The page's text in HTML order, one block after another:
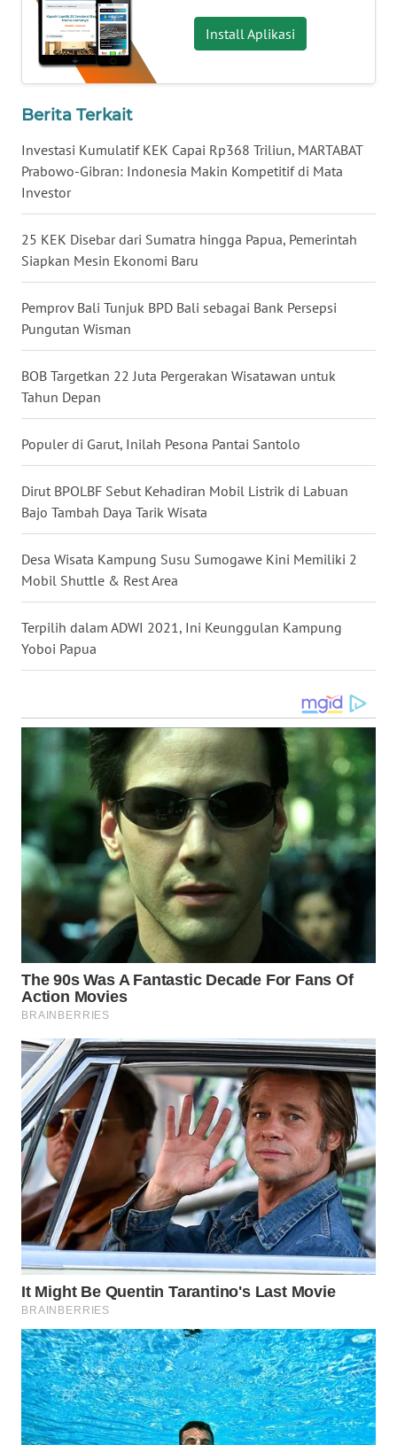
Install Aplikasi
Berita Terkait
Investasi Kumulatif KEK Capai Rp368 Triliun, MARTABAT
Prabowo-Gibran: Indonesia Makin Kompetitif di Mata
Investor
25 KEK Disebar dari Sumatra hingga Papua, Pemerintah
Siapkan Mesin Ekonomi Baru
Pemprov Bali Tunjuk BPD Bali sebagai Bank Persepsi
Pungutan Wisman
BOB Targetkan 22 Juta Pergerakan Wisatawan untuk
Tahun Depan
Populer di Garut, Inilah Pesona Pantai Santolo
Dirut BPOLBF Sebut Kehadiran Mobil Listrik di Labuan
Bajo Tambah Daya Tarik Wisata
Desa Wisata Kampung Susu Sumogawe Kini Memiliki 2
Mobil Shuttle & Rest Area
Terpilih dalam ADWI 2021, Ini Keunggulan Kampung
Yoboi Papua
WN
NUSANTARA
WN
WN
JATIM
WN
BALI
WN
KALBAR
WN
KALTENG
WN
KALTARA
WN
KALSEL
WN
KALTIM
WN
SULSEL
GORONTALO
SULUT
WN
MALUKU
WN
MALUT
WN
DAIRI
DANAU
TOBA
WN
NIAS
WN
LANGKAT
WN
TAPANULI
SELATAN
WN
TANJUNG
LESUNG
WN
KARO